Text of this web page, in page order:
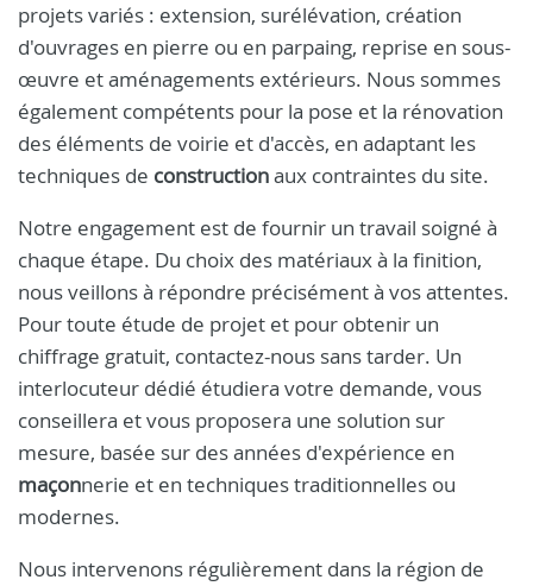
projets variés : extension, surélévation, création
d'ouvrages en pierre ou en parpaing, reprise en sous-
œuvre et aménagements extérieurs. Nous sommes
également compétents pour la pose et la rénovation
des éléments de voirie et d'accès, en adaptant les
techniques de constructionaux contraintes du site.
Notre engagement est de fournir un travail soigné à
chaque étape. Du choix des matériaux à la finition,
nous veillons à répondre précisément à vos attentes.
Pour toute étude de projet et pour obtenir un
chiffrage gratuit, contactez-nous sans tarder. Un
interlocuteur dédié étudiera votre demande, vous
conseillera et vous proposera une solution sur
mesure, basée sur des années d'expérience en
maçonnerie et en techniques traditionnelles ou
modernes.
Nous intervenons régulièrement dans la région de